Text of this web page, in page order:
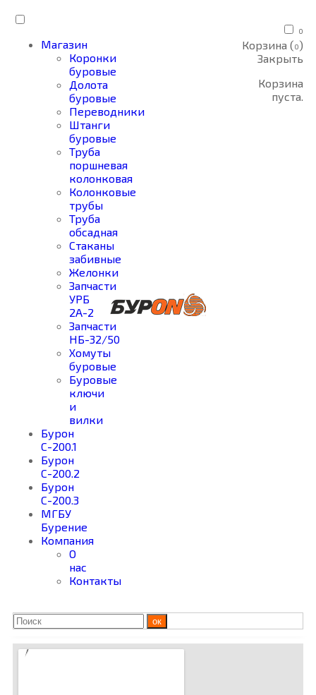
Магазин
Коронки
буровые
Долота
буровые
Переводники
Штанги
буровые
Труба
поршневая
колонковая
Колонковые
трубы
Труба
обсадная
Стаканы
забивные
Желонки
Запчасти
УРБ
2А-2
Запчасти
НБ-32/50
Хомуты
буровые
Буровые
ключи
и
вилки
Бурон
С-200.1
Бурон
С-200.2
Бурон
С-200.3
МГБУ
Бурение
Компания
О
нас
Контакты
0
Корзина (0)
Закрыть
Корзина
пуста.
ок